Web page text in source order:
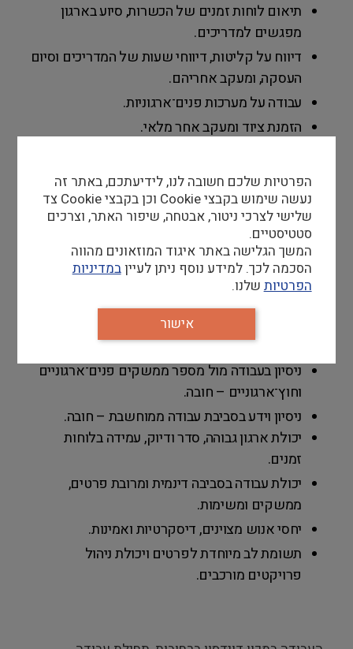
תיאום לוחות זמנים של הכשרות, סיוע בארגון
מפגשים למדריכים.
דיווח על קליטות, דיווחי שעות של המדריכים וסיום
העסקה, ומעקב אחריהם.
עבודה על מערכות פנים־ארגוניות.
הזמנת ציוד ומעקב אחר מלאי.
דרישות סף
ניסיון בתפקיד אדמיניסטרטיבי ו/או תפעולי –
ניסיון בעבודה מול מספר ממשקים פנים־ארגוניים
וחוץ־ארגוניים – חובה.
ניסיון וידע בסביבת עבודה ממוחשבת – חובה.
יכולת ארגון גבוהה, סדר ודיוק, עמידה בלוחות
זמנים.
יכולת עבודה בסביבה דינמית ומרובת פרטים,
ממשקים ומשימות.
יחסי אנוש מצוינים, דיסקרטיות ואמינות.
תשומת לב מיוחדת לפרטים ויכולת ניהול
פרויקטים מורכבים.
הפרטיות שלכם חשובה לנו, לידיעתכם, באתר זה
נעשה שימוש בקבצי Cookie וכן בקבצי Cookie צד
שלישי לצרכי ניטור, אבטחה, שיפור האתר, וצרכים
סטטיסטיים.
המשך הגלישה באתר איגוד המוזאונים מהווה
הסכמה לכך. למידע נוסף ניתן לעייןבמדיניות
הפרטיותשלנו.
אישור